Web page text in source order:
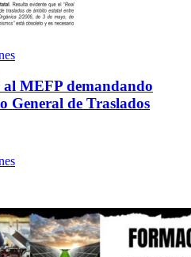
MEFP demandando
General de Traslados